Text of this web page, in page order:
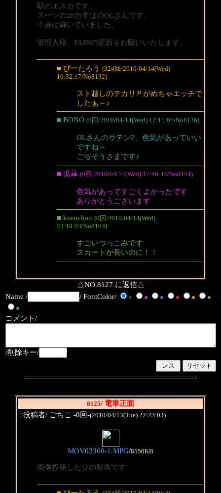
駅のエスカです。
スーツの20台半ばのOLさんです。
中身は輝いていました。
管理人様、PASSの更新をお願いいたします。
■ ぴーたろう (324回/2010/04/14(Wed)
10:32:17/No8132)
スト越しのテカリＰがめちゃエッチで
したぁ～♪
■ BONO (0回/2010/04/14(Wed) 12:11:05/No8136)
OLさんのサテンP、色気があっていい
ですね～
ごちそうさまです♪
■ 瓜華 (0回/2010/04/14(Wed) 17:46:44/No8154)
色気があってすごくよかったです
ありがとうございます
■ korochan (0回/2010/04/14(Wed)
22:19:03/No8163)
すごいつっこみです
スカートが長いのに！！
△NO.8127 に返信△
Name /
/ FontColor/ ● ● ● ● ●
●
●
コメント/
/削除キー/
8125/ 電車正面
□投稿者/ ごちこ -0回-(2010/04/13(Tue) 22:23:03)
MOV02360-1.MPG/8556KB
画像投稿した分の動画です